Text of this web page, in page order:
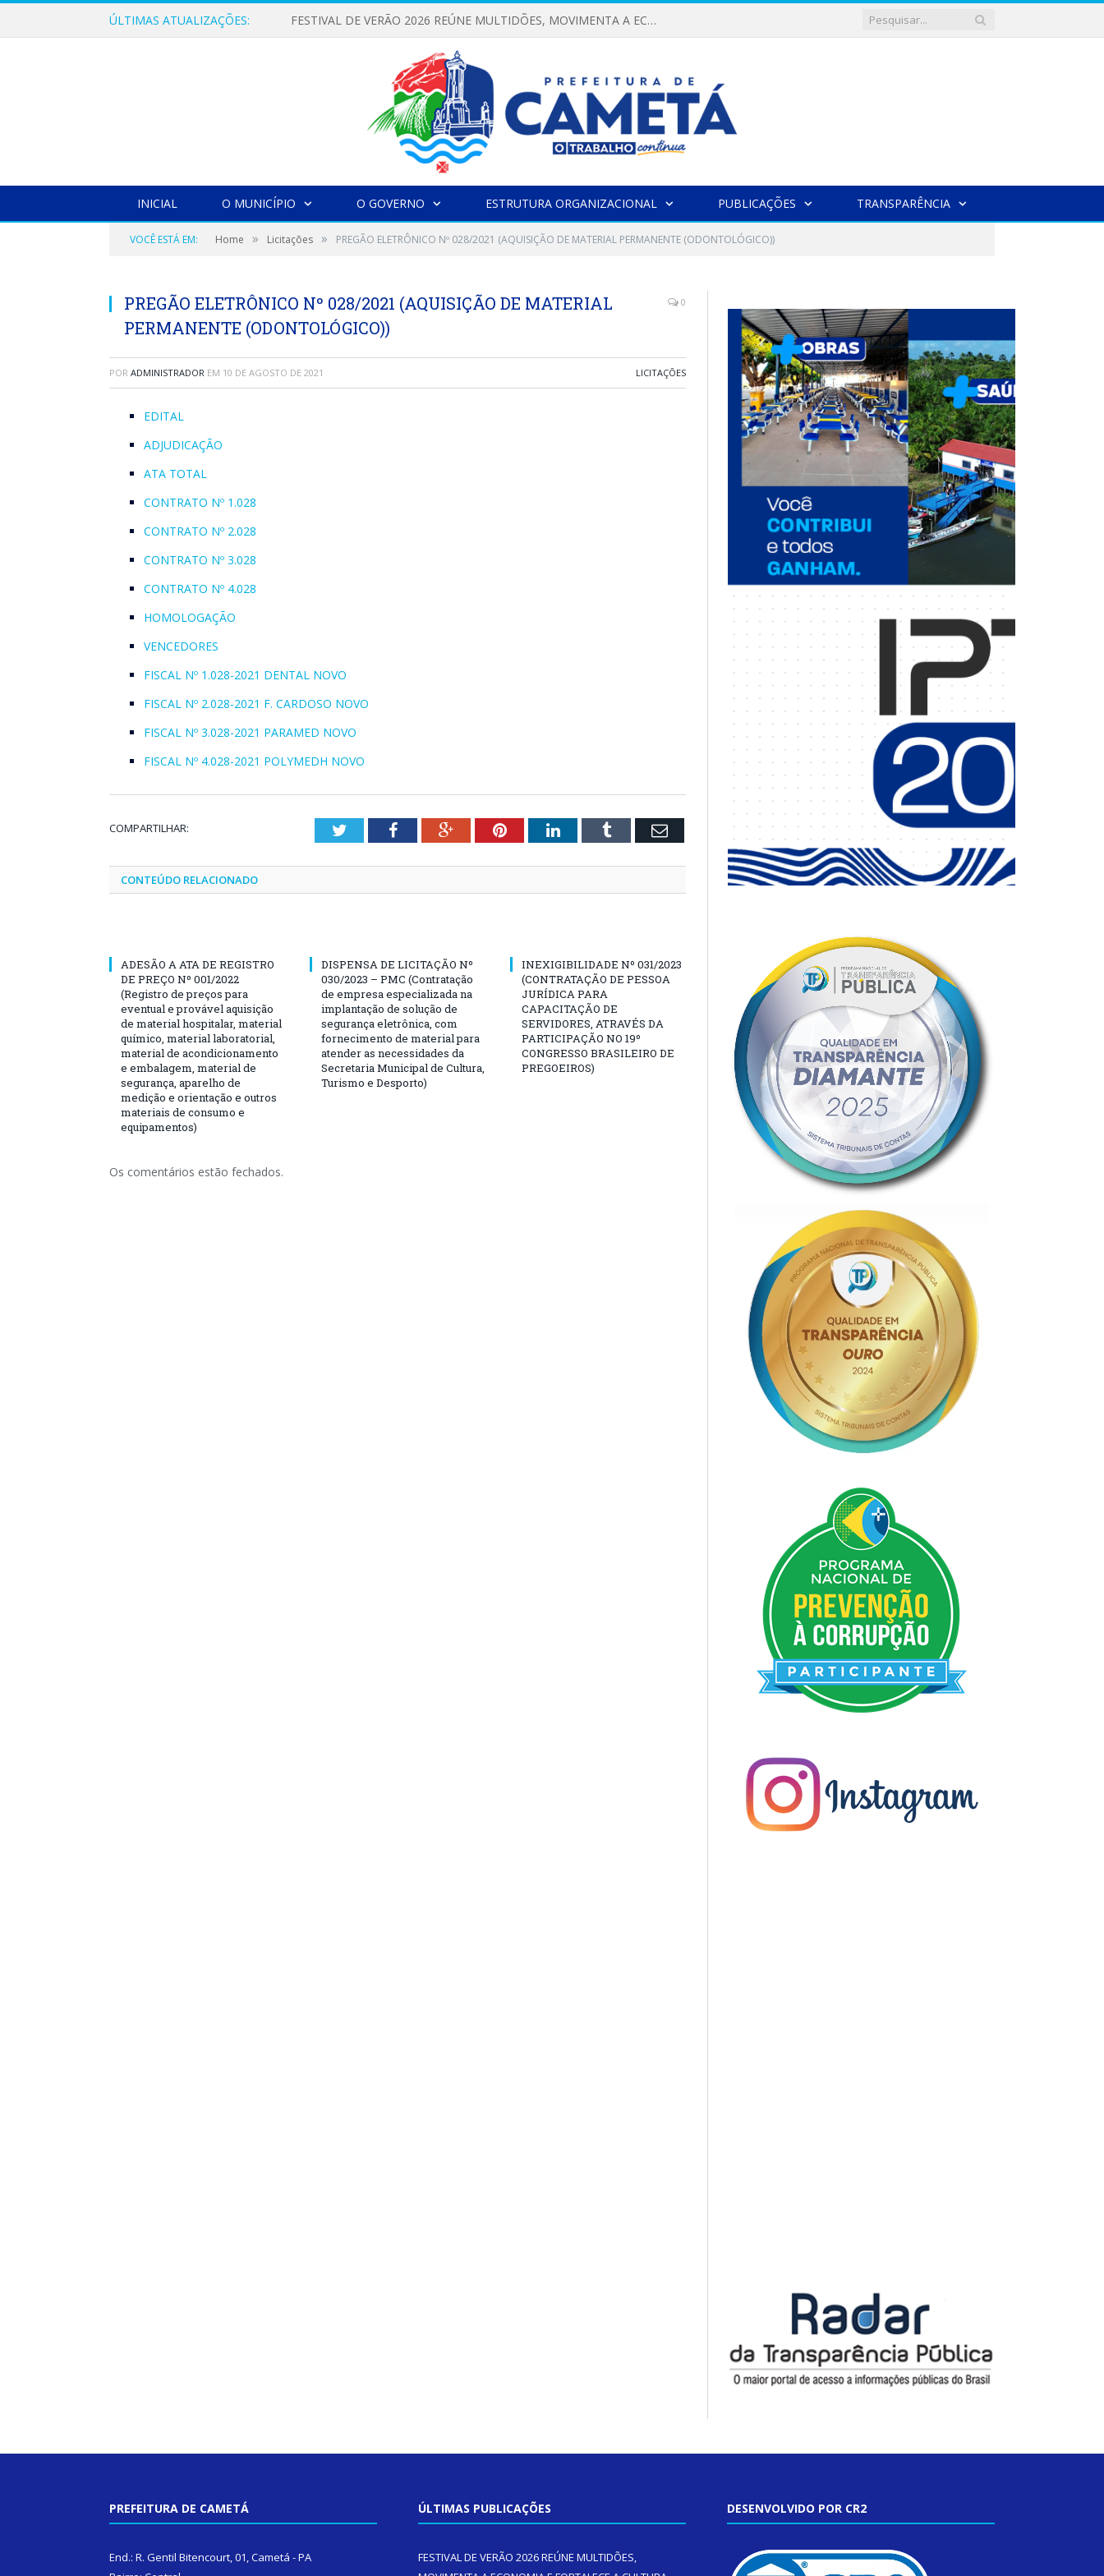
ÚLTIMAS ATUALIZAÇÕES: FESTIVAL DE VERÃO 2026 REÚNE MULTIDÕES, MOVIMENTA A ECONOMIA E FORTALECE A CULTURA LOCAL
INICIAL O MUNICÍPIO O GOVERNO ESTRUTURA ORGANIZACIONAL PUBLICAÇÕES TRANSPARÊNCIA
VOCÊ ESTÁ EM: Home » Licitações » PREGÃO ELETRÔNICO Nº 028/2021 (AQUISIÇÃO DE MATERIAL PERMANENTE (ODONTOLÓGICO))
PREGÃO ELETRÔNICO Nº 028/2021 (AQUISIÇÃO DE MATERIAL
PERMANENTE (ODONTOLÓGICO))
0
POR ADMINISTRADOR EM 10 DE AGOSTO DE 2021 LICITAÇÕES
EDITAL
ADJUDICAÇÃO
ATA TOTAL
CONTRATO Nº 1.028
CONTRATO Nº 2.028
CONTRATO Nº 3.028
CONTRATO Nº 4.028
HOMOLOGAÇÃO
VENCEDORES
FISCAL Nº 1.028-2021 DENTAL NOVO
FISCAL Nº 2.028-2021 F. CARDOSO NOVO
FISCAL Nº 3.028-2021 PARAMED NOVO
FISCAL Nº 4.028-2021 POLYMEDH NOVO
COMPARTILHAR: TwitterFacebookGoogle+PinterestLinkedInTumblr Email
CONTEÚDO RELACIONADO
ADESÃO A ATA DE REGISTRO
DE PREÇO Nº 001/2022
(Registro de preços para
eventual e provável aquisição
de material hospitalar, material
químico, material laboratorial,
material de acondicionamento
e embalagem, material de
segurança, aparelho de
medição e orientação e outros
materiais de consumo e
equipamentos)
DISPENSA DE LICITAÇÃO Nº
030/2023 – PMC (Contratação
de empresa especializada na
implantação de solução de
segurança eletrônica, com
fornecimento de material para
atender as necessidades da
Secretaria Municipal de Cultura,
Turismo e Desporto)
INEXIGIBILIDADE Nº 031/2023
(CONTRATAÇÃO DE PESSOA
JURÍDICA PARA
CAPACITAÇÃO DE
SERVIDORES, ATRAVÉS DA
PARTICIPAÇÃO NO 19º
CONGRESSO BRASILEIRO DE
PREGOEIROS)
Os comentários estão fechados.
PREFEITURA DE CAMETÁ
End.: R. Gentil Bitencourt, 01, Cametá - PA
ÚLTIMAS PUBLICAÇÕES
FESTIVAL DE VERÃO 2026 REÚNE MULTIDÕES,
DESENVOLVIDO POR CR2